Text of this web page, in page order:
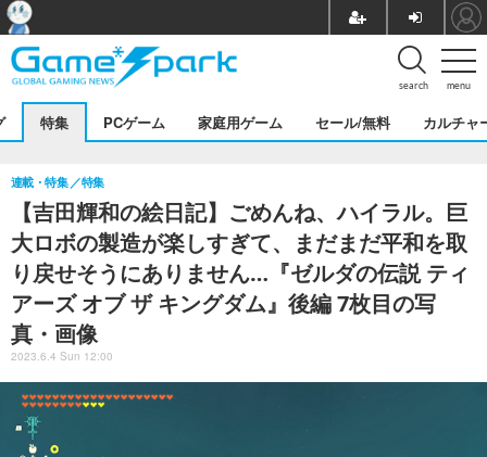
menu
search
特集 PCゲーム 家庭用ゲーム セール/無料 カルチャ
【吉田輝和の絵日記】ごめんね、ハイラル。巨
大ロボの製造が楽しすぎて、まだまだ平和を取
り戻せそうにありません…『ゼルダの伝説 ティ
アーズ オブ ザ キングダム』後編 7枚目の写
真・画像
連載・特集 特集
2023.6.4 Sun 12:00